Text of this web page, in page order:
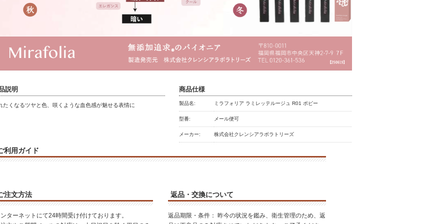
説明
たくなるツヤと色、咲くような血色感が魅せる表情に
商品仕様
製品名: ミラフォリア ラミレッテルージュ R01 ポピー
型番: メール便可
メーカー: 株式会社クレンシアラボラトリーズ
利用ガイド
注文方法
ターネットにて24時間受け付けております。
返品・交換について
返品期限・条件： 昨今の状況を鑑み、衛生管理のため、返